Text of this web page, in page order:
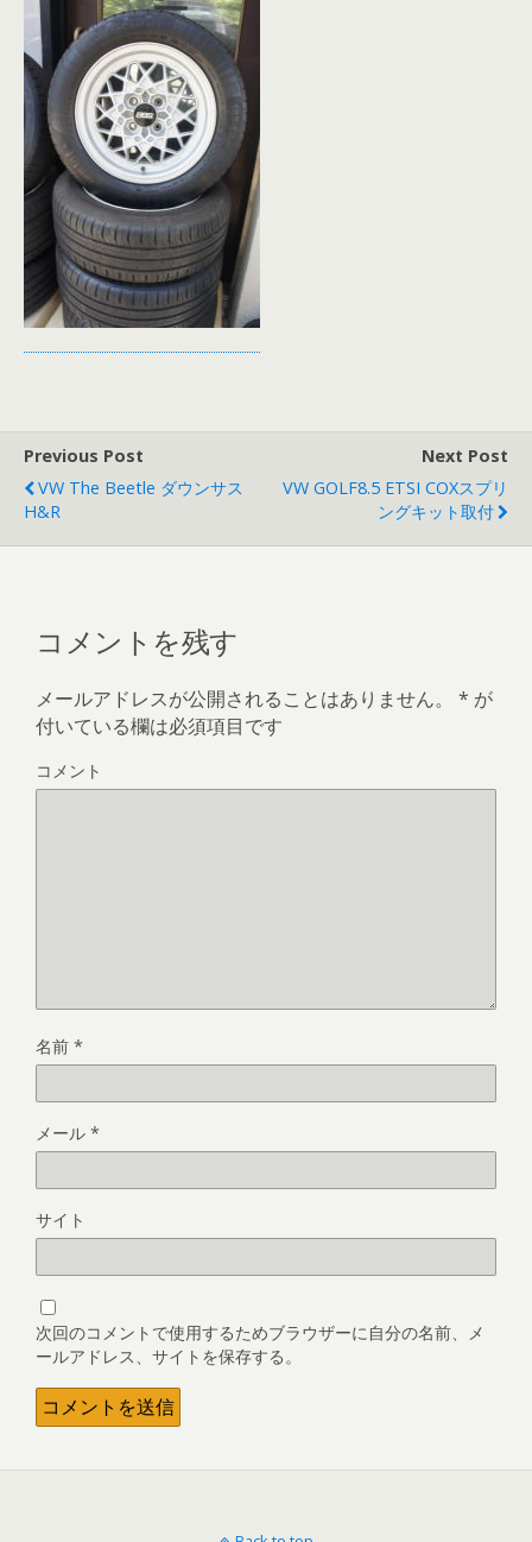
Previous Post
VW The Beetle ダウンサス
H&R
Next Post
VW GOLF8.5 ETSI COXスプリ
ングキット取付
コメントを残す
メールアドレスが公開されることはありません。 * が
付いている欄は必須項目です
コメント
名前 *
メール *
サイト
次回のコメントで使用するためブラウザーに自分の名前、メ
ールアドレス、サイトを保存する。